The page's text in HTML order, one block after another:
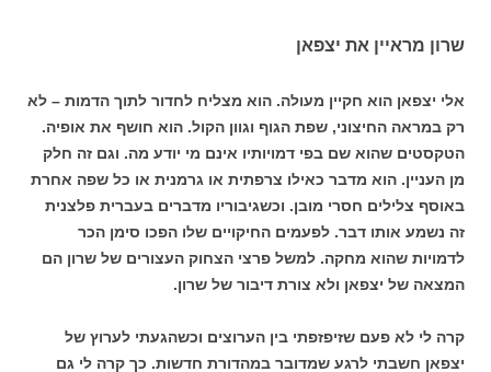
שרון מראיין את יצפאן
אלי יצפאן הוא חקיין מעולה. הוא מצליח לחדור לתוך הדמות – לא
רק במראה החיצוני, שפת הגוף וגוון הקול. הוא חושף את אופיה.
הטקסטים שהוא שם בפי דמויותיו אינם מי יודע מה. וגם זה חלק
מן העניין. הוא מדבר כאילו צרפתית או גרמנית או כל שפה אחרת
באוסף צלילים חסרי מובן. וכשגיבוריו מדברים בעברית פלצנית
זה נשמע אותו דבר. לפעמים החיקויים שלו הפכו סימן הכר
לדמויות שהוא מחקה. למשל פרצי הצחוק העצורים של שרון הם
המצאה של יצפאן ולא צורת דיבור של שרון.
קרה לי לא פעם שזיפזפתי בין הערוצים וכשהגעתי לערוץ של
יצפאן חשבתי לרגע שמדובר במהדורת חדשות. כך קרה לי גם